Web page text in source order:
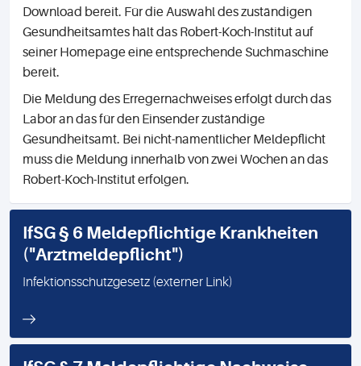
Download bereit. Für die Auswahl des zuständigen
Gesundheitsamtes hält das Robert-Koch-Institut auf
seiner Homepage eine entsprechende Suchmaschine
bereit.
Die Meldung des Erregernachweises erfolgt durch das
Labor an das für den Einsender zuständige
Gesundheitsamt. Bei nicht-namentlicher Meldepflicht
muss die Meldung innerhalb von zwei Wochen an das
Robert-Koch-Institut erfolgen.
IfSG § 6 Meldepflichtige Krankheiten
("Arztmeldepflicht")
Infektionsschutzgesetz (externer Link)